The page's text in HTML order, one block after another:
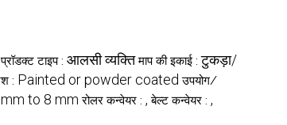
प्रॉडक्ट टाइप : आलसी व्यक्ति माप की इकाई :टुकड़ा/
: Painted or powder coated उपयोग/
to 8 mm रोलर कन्वेयर : , बेल्ट कन्वेयर : ,